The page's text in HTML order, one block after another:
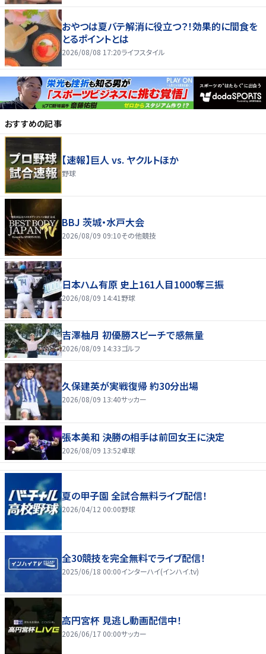
おやつは夏バテ解消に役立つ？！効果的に間食を
とるポイントとは
2026/08/08 17:20ライフスタイル
おすすめの記事
【速報】巨人 vs. ヤクルトほか
野球
BBJ 茨城・水戸大会
2026/08/09 09:10その他競技
日本ハム有原 史上161人目1000奪三振
2026/08/09 14:41 野球
吉澤柚月 初優勝スピーチで感無量
2026/08/09 14:33ゴルフ
久保建英が実戦復帰 約30分出場
2026/08/09 13:40サッカー
張本美和 決勝の相手は前回女王に決定
2026/08/09 13:52卓球
夏の甲子園 全試合無料ライブ配信！
2026/04/12 00:00野球
全30競技を完全無料でライブ配信！
2025/06/18 00:00インターハイ(インハイ.tv)
高円宮杯 見逃し動画配信中！
2026/06/17 00:00サッカー